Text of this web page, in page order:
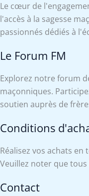
Le cœur de
l'accès à la sagesse
passionnés dédiés à
Le Forum FM
Explorez notre forum
maçonniques.
soutien auprès de
Conditions
Réalisez vos achats en
Veuillez noter que
Contact